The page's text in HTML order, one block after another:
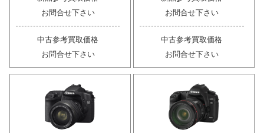
お問合せ下さい
中古参考買取価格
お問合せ下さい
お問合せ下さい
中古参考買取価格
お問合せ下さい